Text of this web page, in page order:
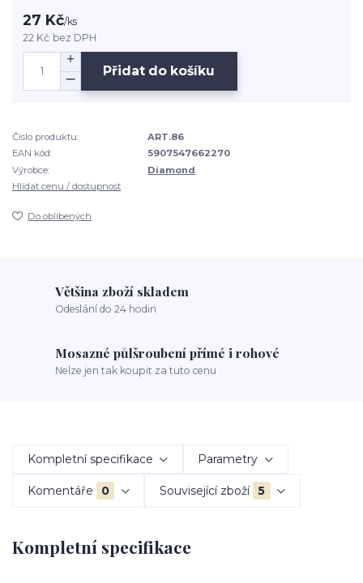
27 Kč/ks
22 Kč bez DPH
Přidat do košíku
Číslo produktu:
ART.86
EAN kód:
5907547662270
Výrobce:
Diamond
Hlídat cenu / dostupnost
Do oblíbených
Většina zboží skladem
Odeslání do 24 hodin
Mosazné půlšroubení přímé i rohové
Nelze jen tak koupit za tuto cenu
Kompletní specifikace Parametry
Komentáře 0 Související zboží 5
Kompletní specifikace